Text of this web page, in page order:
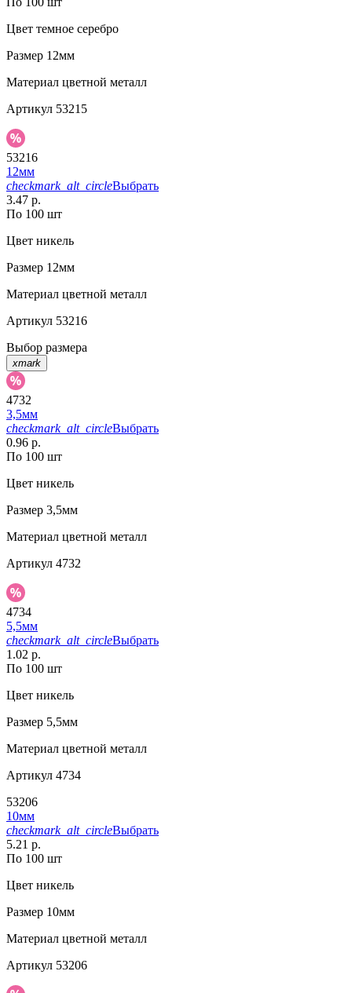
Цвет темное серебро
Размер 12мм
Материал цветной металл
Артикул 53215
53216
12мм
checkmark_alt_circleВыбрать
3.47 р.
По 100 шт
Цвет никель
Размер 12мм
Материал цветной металл
Артикул 53216
Выбор размера
xmark
4732
3,5мм
checkmark_alt_circleВыбрать
0.96 р.
По 100 шт
Цвет никель
Размер 3,5мм
Материал цветной металл
Артикул 4732
4734
5,5мм
checkmark_alt_circleВыбрать
1.02 р.
По 100 шт
Цвет никель
Размер 5,5мм
Материал цветной металл
Артикул 4734
53206
10мм
checkmark_alt_circleВыбрать
5.21 р.
По 100 шт
Цвет никель
Размер 10мм
Материал цветной металл
Артикул 53206